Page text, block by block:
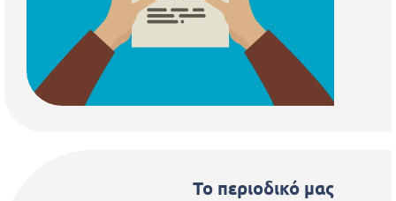
Το περιοδικό μας